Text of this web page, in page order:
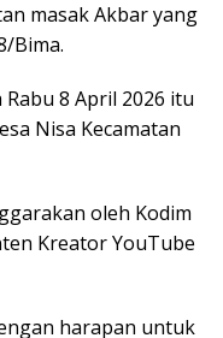
masak Akbar yang
Bima.
8 April 2026 itu
Nisa Kecamatan
oleh Kodim
Kreator YouTube
harapan untuk